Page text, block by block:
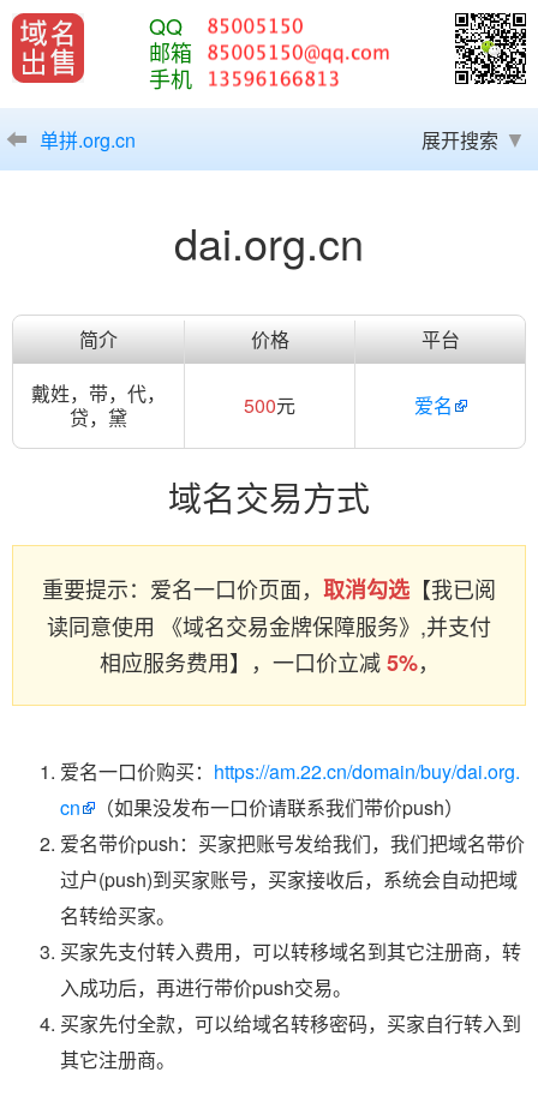
QQ
邮箱
手机
单拼.org.cn 展开搜索
dai.org.cn
简介 价格
平台
戴姓，带，代，
贷，黛
500元 爱名
域名交易方式
重要提示：爱名一口价页面， 取消勾选 【我已阅
读同意使用 《域名交易金牌保障服务》,并支付
相应服务费用】，一口价立减5%，
爱名一口价购买： https://am.22.cn/domain/buy/dai.org.
cn
（如果没发布一口价请联系我们带价push）
爱名带价push：买家把账号发给我们，我们把域名带价
过户(push)到买家账号，买家接收后，系统会自动把域
名转给买家。
买家先支付转入费用，可以转移域名到其它注册商，转
入成功后，再进行带价push交易。
买家先付全款，可以给域名转移密码，买家自行转入到
其它注册商。